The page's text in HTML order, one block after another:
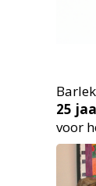
25
voor